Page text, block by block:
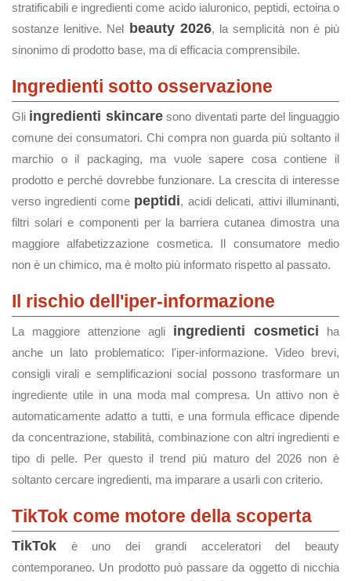
stratificabili e ingredienti come acido ialuronico, peptidi, ectoina o
sostanze lenitive. Nel beauty 2026, la semplicità non è più
sinonimo di prodotto base, ma di efficacia comprensibile.
Ingredienti sotto osservazione
Gli ingredienti skincaresono diventati parte del linguaggio
comune dei consumatori. Chi compra non guarda più soltanto il
marchio o il packaging, ma vuole sapere cosa contiene il
prodotto e perché dovrebbe funzionare. La crescita di interesse
verso ingredienti come peptidi, acidi delicati, attivi illuminanti,
filtri solari e componenti per la barriera cutanea dimostra una
maggiore alfabetizzazione cosmetica. Il consumatore medio
non è un chimico, ma è molto più informato rispetto al passato.
Il rischio dell'iper-informazione
La maggiore attenzione agli ingredienti cosmetici ha
anche un lato problematico: l'iper-informazione. Video brevi,
consigli virali e semplificazioni social possono trasformare un
ingrediente utile in una moda mal compresa. Un attivo non è
automaticamente adatto a tutti, e una formula efficace dipende
da concentrazione, stabilità, combinazione con altri ingredienti e
tipo di pelle. Per questo il trend più maturo del 2026 non è
soltanto cercare ingredienti, ma imparare a usarli con criterio.
TikTok come motore della scoperta
TikTok è uno dei grandi acceleratori del beauty
contemporaneo. Un prodotto può passare da oggetto di nicchia